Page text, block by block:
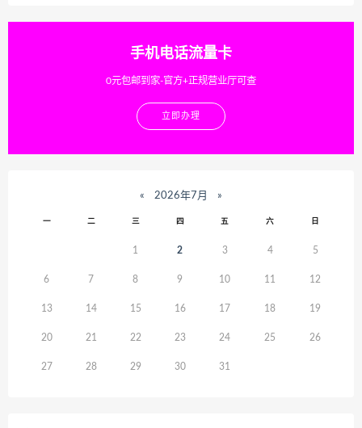
手机电话流量卡
0元包邮到家-官方+正规营业厅可查
立即办理
« 2026年7月 »
一 二 三 四 五 六 日
1 2 3 4 5
6 7 8 9 10 11 12
13 14 15 16 17 18 19
20 21 22 23 24 25 26
27 28 29 30 31